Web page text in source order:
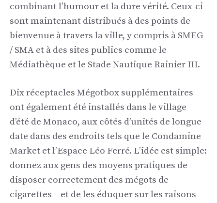
combinant l’humour et la dure vérité. Ceux-ci
sont maintenant distribués à des points de
bienvenue à travers la ville, y compris à SMEG
/ SMA et à des sites publics comme le
Médiathèque et le Stade Nautique Rainier III.
Dix réceptacles Mégotbox supplémentaires
ont également été installés dans le village
d’été de Monaco, aux côtés d’unités de longue
date dans des endroits tels que le Condamine
Market et l’Espace Léo Ferré. L’idée est simple:
donnez aux gens des moyens pratiques de
disposer correctement des mégots de
cigarettes – et de les éduquer sur les raisons